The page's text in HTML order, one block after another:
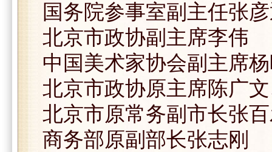
国务院参事室副主任张
北京市政协副主席李伟
中国美术家协会副主席
北京市政协原主席陈广
北京市原常务副市长张
商务部原副部长张志刚